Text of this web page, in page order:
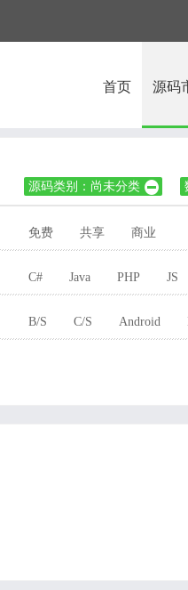
首页 源码
源码类别：尚未分类 
免费 共享 商业
C# Java PHP JS
B/S C/S Android